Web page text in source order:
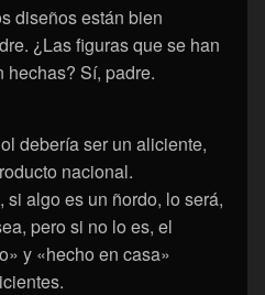
diseños están bien
¿Las figuras que se han
hechas? Sí, padre.
debería ser un aliciente,
nacional.
si algo es un ñordo, lo será,
pero si no lo es, el
y «hecho en casa»